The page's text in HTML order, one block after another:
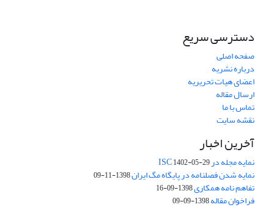
دسترسی سریع
صفحه اصلی
درباره نشریه
اعضای هیات تحریریه
ارسال مقاله
تماس با ما
نقشه سایت
آخرین اخبار
نمایه مجله در ISC1402-05-29
نمایه شدن فصلنامه در پایگاه مگ ایران1398-11-09
تفاهم نامه همکاری1398-09-16
فراخوان مقاله1398-09-09